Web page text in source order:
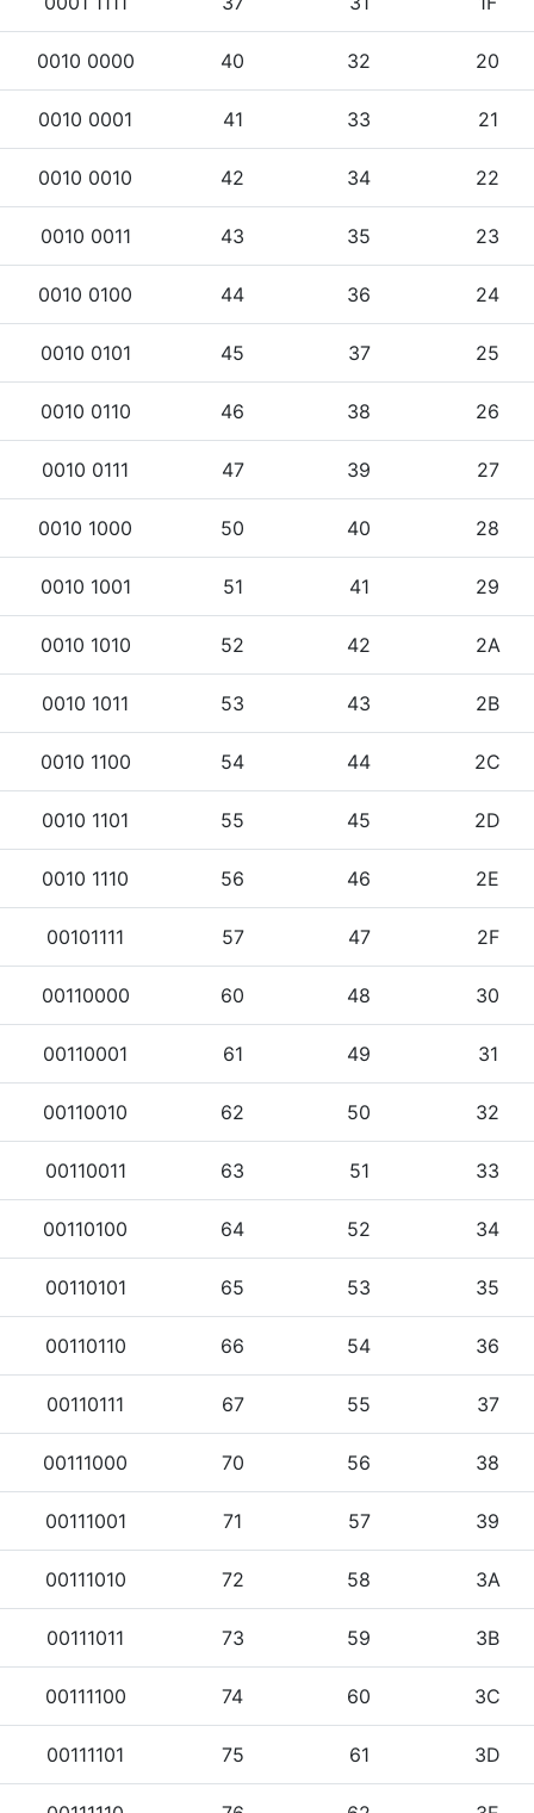
0010 0000 40 32 20
0010 0001 41 33 21
0010 0010 42 34 22
0010 0011 43 35 23
0010 0100 44 36 24
0010 0101 45 37 25
0010 0110 46 38 26
0010 0111 47 39 27
0010 1000 50 40 28
0010 1001 51 41 29
0010 1010 52 42 2A
0010 1011 53 43 2B
0010 1100 54 44 2C
0010 1101 55 45 2D
0010 1110 56 46 2E
00101111 57 47 2F
00110000 60 48 30
00110001 61 49 31
00110010 62 50 32
00110011 63 51 33
00110100 64 52 34
00110101 65 53 35
00110110 66 54 36
00110111 67 55 37
00111000 70 56 38
00111001 71 57 39
00111010 72 58 3A
00111011 73 59 3B
00111100 74 60 3C
00111101 75 61 3D